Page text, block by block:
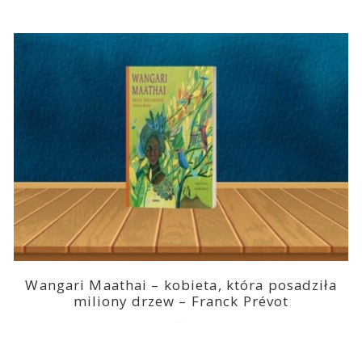
Wangari Maathai – kobieta, która posadziła
miliony drzew – Franck Prévot